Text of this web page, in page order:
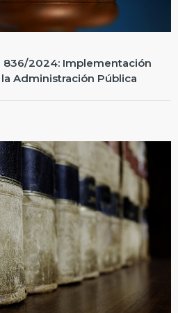
836/2024: Implementación
Administración Pública